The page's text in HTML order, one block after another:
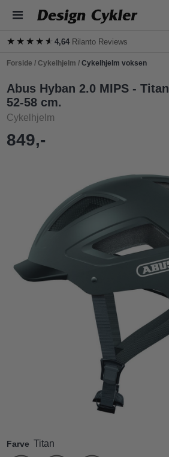
★★★★★
★★★★★4,64 Rilanto Reviews
Forside /Cykelhjelm /Cykelhjelm voksen
Abus Hyban 2.0 MIPS - Titan
52-58 cm.
Cykelhjelm
849,-
Farve Titan